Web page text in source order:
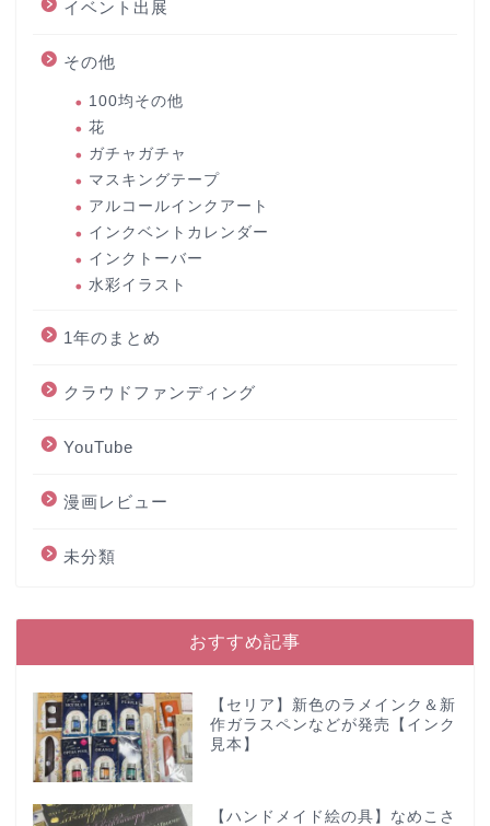
イベント出展
その他
100均その他
花
ガチャガチャ
マスキングテープ
アルコールインクアート
インクベントカレンダー
インクトーバー
水彩イラスト
1年のまとめ
クラウドファンディング
YouTube
漫画レビュー
未分類
おすすめ記事
【セリア】新色のラメインク＆新
作ガラスペンなどが発売【インク
見本】
【ハンドメイド絵の具】なめこさ